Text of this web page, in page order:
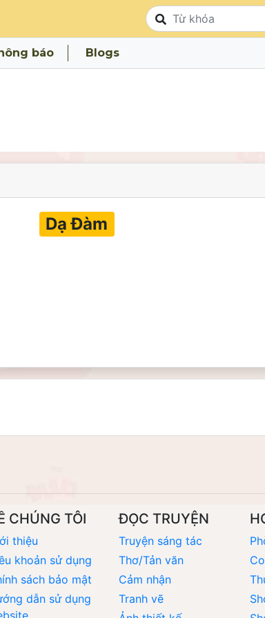
báo Blogs
Dạ Đàm
CHÚNG TÔI
thiệu
khoản sử dụng
sách bảo mật
dẫn sử dụng
ĐỌC TRUYỆN
Truyện sáng tác
Thơ/Tản văn
Cảm nhận
Tranh vẽ